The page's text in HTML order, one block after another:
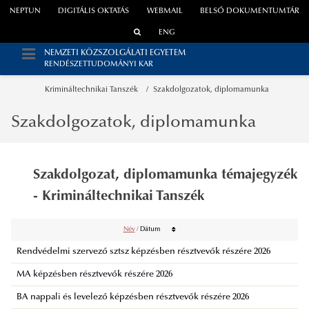
WEBMAIL
NEPTUN DIGITÁLIS OKTATÁS BELSŐ DOKUMENTUMTÁR
ENG
NEMZETI KÖZSZOLGÁLATI EGYETEM
RENDÉSZETTUDOMÁNYI KAR
Krimináltechnikai Tanszék Szakdolgozatok, diplomamunka
Szakdolgozatok, diplomamunka
Szakdolgozat, diplomamunka témajegyzék
- Krimináltechnikai Tanszék
Név/ Dátum
Rendvédelmi szervező sztsz képzésben résztvevők részére 2026
MA képzésben résztvevők részére 2026
BA nappali és levelező képzésben résztvevők részére 2026